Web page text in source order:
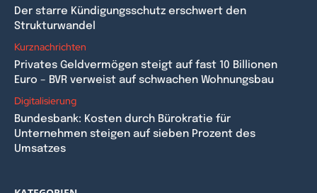
Der starre Kündigungsschutz erschwert den
Strukturwandel
Kurznachrichten
Privates Geldvermögen steigt auf fast 10 Billionen
Euro – BVR verweist auf schwachen Wohnungsbau
Digitalisierung
Bundesbank: Kosten durch Bürokratie für
Unternehmen steigen auf sieben Prozent des
Umsatzes